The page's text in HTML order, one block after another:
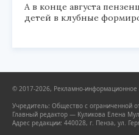
А в конце августа
детей в клубные
© 2017-2026, Рекламно-информационное
Учредитель: Общество с ограниченной
Главный редактор — Куликова Елена
Адрес редакции: 440028, г. Пенза, ул.